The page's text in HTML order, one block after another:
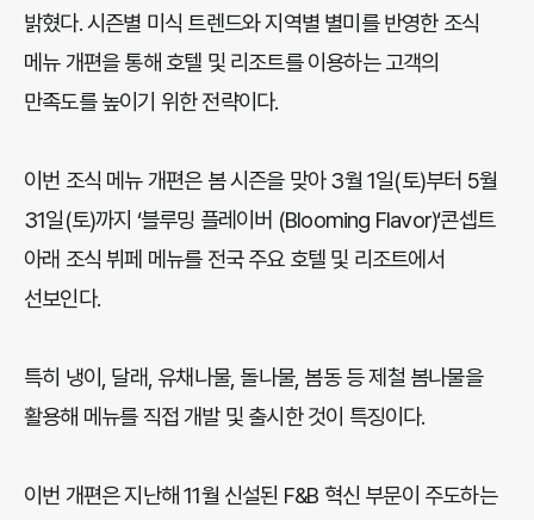
밝혔다. 시즌별 미식 트렌드와 지역별 별미를 반영한 조식
메뉴 개편을 통해 호텔 및 리조트를 이용하는 고객의
만족도를 높이기 위한 전략이다.
이번 조식 메뉴 개편은 봄 시즌을 맞아 3월 1일(토)부터 5월
31일(토)까지 ‘블루밍 플레이버 (Blooming Flavor)‘콘셉트
아래 조식 뷔페 메뉴를 전국 주요 호텔 및 리조트에서
선보인다.
특히 냉이, 달래, 유채나물, 돌나물, 봄동 등 제철 봄나물을
활용해 메뉴를 직접 개발 및 출시한 것이 특징이다.
이번 개편은 지난해 11월 신설된 F&B 혁신 부문이 주도하는